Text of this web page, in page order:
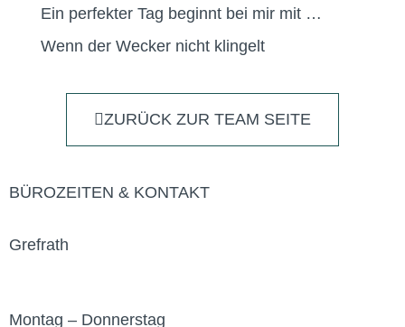
Ein perfekter Tag beginnt bei mir mit …
Wenn der Wecker nicht klingelt
ZURÜCK ZUR TEAM SEITE
BÜROZEITEN & KONTAKT
Grefrath
Montag – Donnerstag